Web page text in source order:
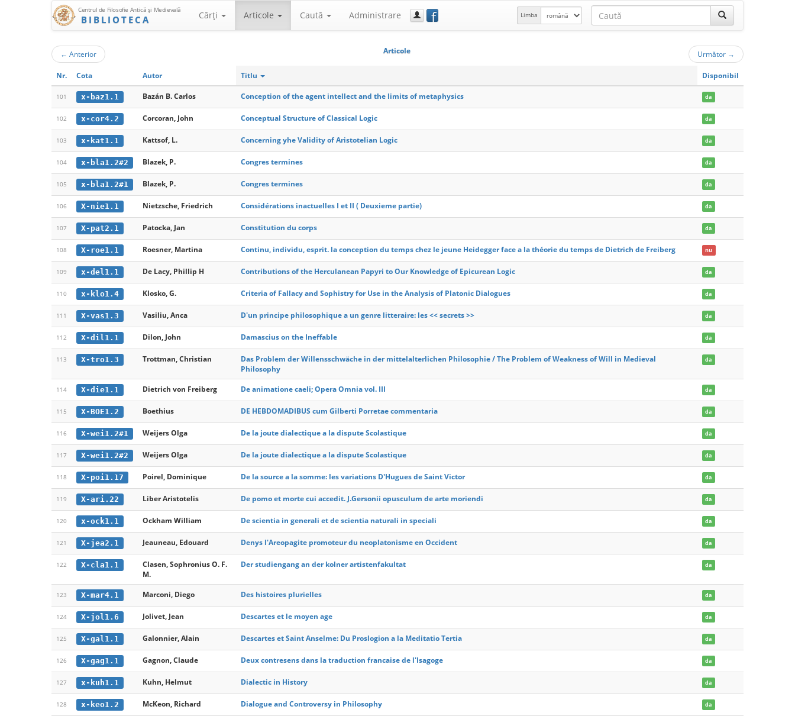
Centrul de Filosofie Antică şi Medievală
BIBLIOTECA Cărţi Articole Caută Administrare f Limba
← Anterior Articole Următor →
Nr. Cota Autor Titlu Disponibil
101 x-baz1.1 Bazán B. Carlos Conception of the agent intellect and the limits of metaphysics da
102 x-cor4.2 Corcoran, John Conceptual Structure of Classical Logic da
103 x-kat1.1 Kattsof, L. Concerning yhe Validity of Aristotelian Logic da
104 x-bla1.2#2 Blazek, P. Congres termines da
105 x-bla1.2#1 Blazek, P. Congres termines da
106 X-nie1.1 Nietzsche, Friedrich Considérations inactuelles I et II ( Deuxieme partie) da
107 X-pat2.1 Patocka, Jan Constitution du corps da
108 X-roe1.1 Roesner, Martina Continu, individu, esprit. la conception du temps chez le jeune Heidegger face a la théorie du temps de Dietrich de Freiberg nu
109 x-del1.1 De Lacy, Phillip H Contributions of the Herculanean Papyri to Our Knowledge of Epicurean Logic da
110 x-klo1.4 Klosko, G. Criteria of Fallacy and Sophistry for Use in the Analysis of Platonic Dialogues da
111 X-vas1.3 Vasiliu, Anca D'un principe philosophique a un genre litteraire: les << secrets >> da
112 X-dil1.1 Dilon, John Damascius on the Ineffable da
113 X-tro1.3 Trottman, Christian
Das Problem der Willensschwäche in der mittelalterlichen Philosophie / The Problem of Weakness of Will in Medieval
Philosophy
da
114 X-die1.1 Dietrich von Freiberg De animatione caeli; Opera Omnia vol. III da
115 X-BOE1.2 Boethius DE HEBDOMADIBUS cum Gilberti Porretae commentaria da
116 X-wei1.2#1 Weijers Olga De la joute dialectique a la dispute Scolastique da
117 X-wei1.2#2 Weijers Olga De la joute dialectique a la dispute Scolastique da
118 X-poi1.17 Poirel, Dominique De la source a la somme: les variations D'Hugues de Saint Victor da
119 X-ari.22 Liber Aristotelis De pomo et morte cui accedit. J.Gersonii opusculum de arte moriendi da
120 x-ock1.1 Ockham William De scientia in generali et de scientia naturali in speciali da
121 X-jea2.1 Jeauneau, Edouard Denys l'Areopagite promoteur du neoplatonisme en Occident da
122 X-cla1.1
Clasen, Sophronius O. F.
M.
Der studiengang an der kolner artistenfakultat da
123 X-mar4.1 Marconi, Diego Des histoires plurielles da
124 X-jol1.6 Jolivet, Jean Descartes et le moyen age da
125 X-gal1.1 Galonnier, Alain Descartes et Saint Anselme: Du Proslogion a la Meditatio Tertia da
126 X-gag1.1 Gagnon, Claude Deux contresens dans la traduction francaise de l'Isagoge da
127 x-kuh1.1 Kuhn, Helmut Dialectic in History da
128 x-keo1.2 McKeon, Richard Dialogue and Controversy in Philosophy da